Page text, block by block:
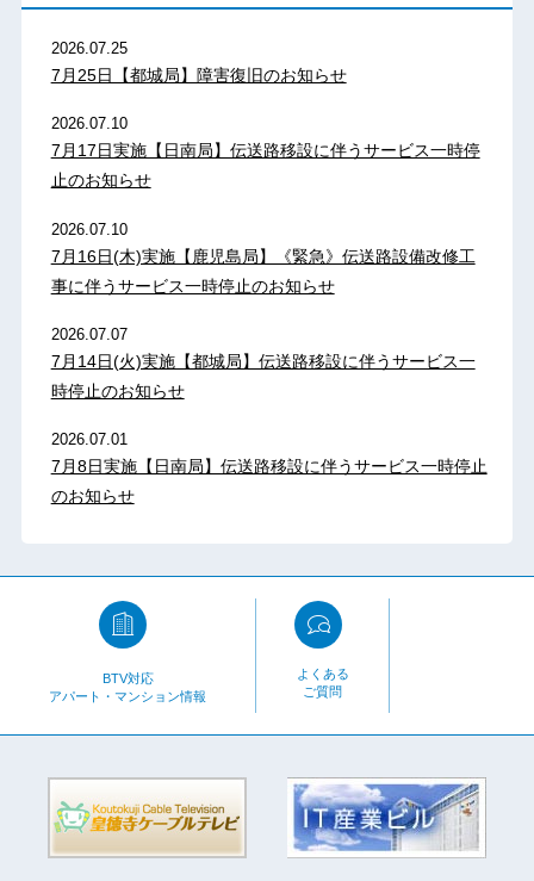
2026.07.25
7月25日【都城局】障害復旧のお知らせ
2026.07.10
7月17日実施【日南局】伝送路移設に伴うサービス一時停
止のお知らせ
2026.07.10
7月16日(木)実施【鹿児島局】《緊急》伝送路設備改修工
事に伴うサービス一時停止のお知らせ
2026.07.07
7月14日(火)実施【都城局】伝送路移設に伴うサービス一
時停止のお知らせ
2026.07.01
7月8日実施【日南局】伝送路移設に伴うサービス一時停止
のお知らせ
BTV対応
アパート・マンション情報
よくある
ご質問